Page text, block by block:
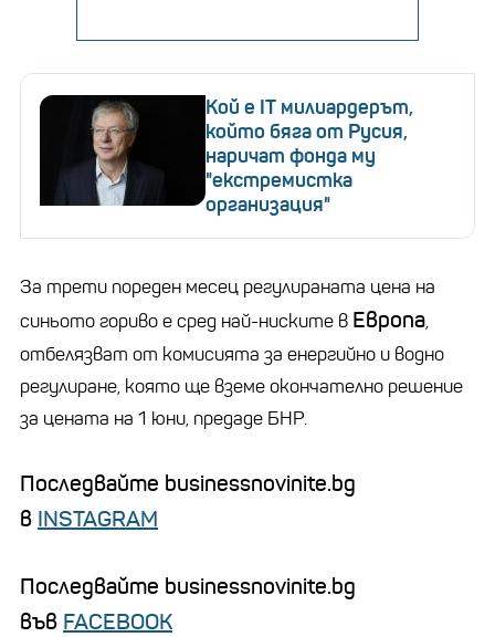
Кой е IT милиардерът,
който бяга от Русия,
наричат фонда му
"екстремистка
организация"
За трети пореден месец регулираната цена на
синьото гориво е сред най-ниските в Европа,
отбелязват от комисията за енергийно и водно
регулиране, която ще вземе окончателно решение
за цената на 1 юни, предаде БНР.
Последвайте businessnovinite.bg
в INSTAGRAM
Последвайте businessnovinite.bg
във FACEBOOK